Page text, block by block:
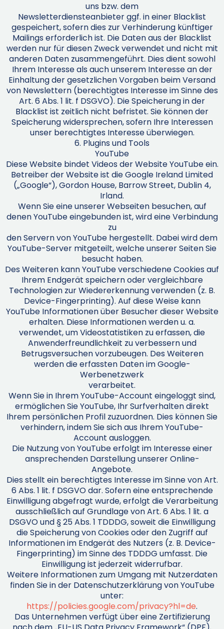
uns bzw. dem
Newsletterdiensteanbieter ggf. in einer Blacklist
gespeichert, sofern dies zur Verhinderung künftiger
Mailings erforderlich ist. Die Daten aus der Blacklist
werden nur für diesen Zweck verwendet und nicht mit
anderen Daten zusammengeführt. Dies dient sowohl
Ihrem Interesse als auch unserem Interesse an der
Einhaltung der gesetzlichen Vorgaben beim Versand
von Newslettern (berechtigtes Interesse im Sinne des
Art. 6 Abs. 1 lit. f DSGVO). Die Speicherung in der
Blacklist ist zeitlich nicht befristet. Sie können der
Speicherung widersprechen, sofern Ihre Interessen
unser berechtigtes Interesse überwiegen.
6. Plugins und Tools
YouTube
Diese Website bindet Videos der Website YouTube ein.
Betreiber der Website ist die Google Ireland Limited
(„Google“), Gordon House, Barrow Street, Dublin 4,
Irland.
Wenn Sie eine unserer Webseiten besuchen, auf
denen YouTube eingebunden ist, wird eine Verbindung
zu
den Servern von YouTube hergestellt. Dabei wird dem
YouTube-Server mitgeteilt, welche unserer Seiten Sie
besucht haben.
Des Weiteren kann YouTube verschiedene Cookies auf
Ihrem Endgerät speichern oder vergleichbare
Technologien zur Wiedererkennung verwenden (z. B.
Device-Fingerprinting). Auf diese Weise kann
YouTube Informationen über Besucher dieser Website
erhalten. Diese Informationen werden u. a.
verwendet, um Videostatistiken zu erfassen, die
Anwenderfreundlichkeit zu verbessern und
Betrugsversuchen vorzubeugen. Des Weiteren
werden die erfassten Daten im Google-
Werbenetzwerk
verarbeitet.
Wenn Sie in Ihrem YouTube-Account eingeloggt sind,
ermöglichen Sie YouTube, Ihr Surfverhalten direkt
Ihrem persönlichen Profil zuzuordnen. Dies können Sie
verhindern, indem Sie sich aus Ihrem YouTube-
Account ausloggen.
Die Nutzung von YouTube erfolgt im Interesse einer
ansprechenden Darstellung unserer Online-
Angebote.
Dies stellt ein berechtigtes Interesse im Sinne von Art.
6 Abs. 1 lit. f DSGVO dar. Sofern eine entsprechende
Einwilligung abgefragt wurde, erfolgt die Verarbeitung
ausschließlich auf Grundlage von Art. 6 Abs. 1 lit. a
DSGVO und § 25 Abs. 1 TDDDG, soweit die Einwilligung
die Speicherung von Cookies oder den Zugriff auf
Informationen im Endgerät des Nutzers (z. B. Device-
Fingerprinting) im Sinne des TDDDG umfasst. Die
Einwilligung ist jederzeit widerrufbar.
Weitere Informationen zum Umgang mit Nutzerdaten
finden Sie in der Datenschutzerklärung von YouTube
unter:
https://policies.google.com/privacy?hl=de.
Das Unternehmen verfügt über eine Zertifizierung